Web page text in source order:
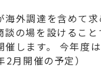
外調達を含めて
の場を設けるこ
します。 今年度
月開催の予定）